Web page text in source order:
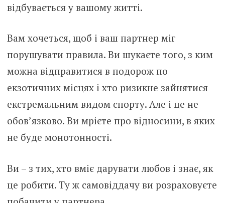
відбувається у вашому житті.
Вам хочеться, щоб і ваш партнер міг
порушувати правила. Ви шукаєте того, з ким
можна відправитися в подорож по
екзотичних місцях і хто ризикне зайнятися
екстремальним видом спорту. Але і це не
обов’язково. Ви мрієте про відносини, в яких
не буде монотонності.
Ви – з тих, хто вміє дарувати любов і знає, як
це робити. Ту ж самовіддачу ви розраховуєте